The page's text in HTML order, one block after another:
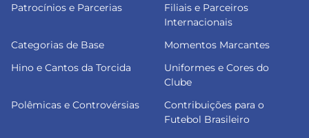
Patrocínios e Parcerias
Filiais e Parceiros
Internacionais
Categorias de Base
Momentos Marcantes
Hino e Cantos da Torcida
Uniformes e Cores do
Clube
Polêmicas e Controvérsias
Contribuições para o
Futebol Brasileiro